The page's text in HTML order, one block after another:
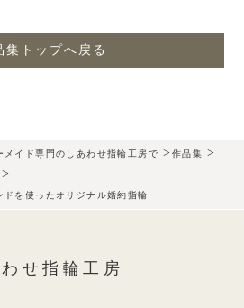
集トップへ戻る
イド専門のしあわせ指輪工房で > 作品集 >
>
ドを使ったオリジナル婚約指輪
せ指輪工房